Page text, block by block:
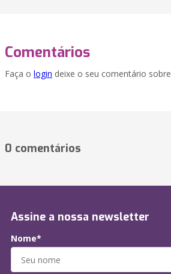
Comentários
Faça o login deixe o seu comentário
0 comentários
Assine a nossa newsletter
Nome*